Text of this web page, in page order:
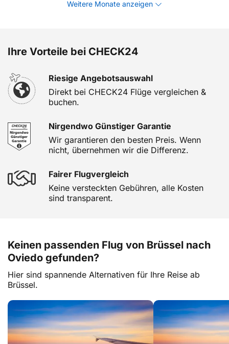
Weitere Monate anzeigen
Ihre Vorteile bei CHECK24
Riesige Angebotsauswahl
Direkt bei CHECK24 Flüge vergleichen &
buchen.
Nirgendwo Günstiger Garantie
Wir garantieren den besten Preis. Wenn
nicht, übernehmen wir die Differenz.
Fairer Flugvergleich
Keine versteckten Gebühren, alle Kosten
sind transparent.
Keinen passenden Flug von Brüssel nach
Oviedo gefunden?
Hier sind spannende Alternativen für Ihre Reise ab
Brüssel.